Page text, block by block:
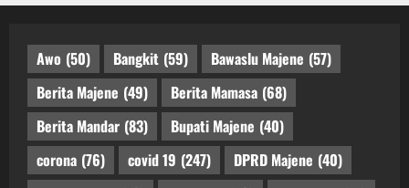
Awo (50) Bangkit (59) Bawaslu Majene (57)
Berita Majene (49) Berita Mamasa (68)
Berita Mandar (83) Bupati Majene (40)
corona (76) covid 19 (247) DPRD Majene (40)